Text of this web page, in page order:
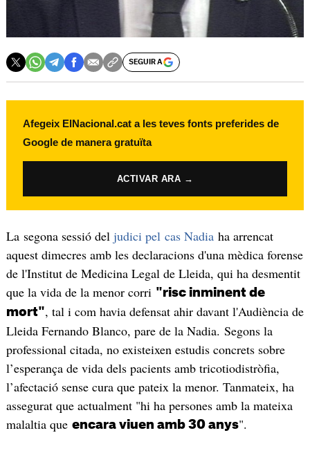
SEGUIR A
Afegeix ElNacional.cat a les teves fonts preferides de
Google de manera gratuïta
ACTIVAR ARA →
La segona sessió del judici pel cas Nadiaha arrencat
aquest dimecres amb les declaracions d'una mèdica forense
de l'Institut de Medicina Legal de Lleida, qui ha desmentit
que la vida de la menor corri "risc inminent de
mort", tal i com havia defensat ahir davant l'Audiència de
Lleida Fernando Blanco, pare de la Nadia. Segons la
professional citada, no existeixen estudis concrets sobre
l’esperança de vida dels pacients amb tricotiodistròfia,
l’afectació sense cura que pateix la menor. Tanmateix, ha
assegurat que actualment "hi ha persones amb la mateixa
malaltia que encara viuen amb 30 anys".